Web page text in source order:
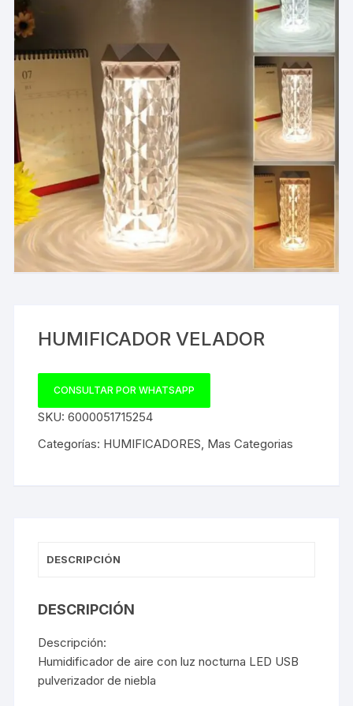
HUMIFICADOR VELADOR
CONSULTAR POR WHATSAPP
SKU:6000051715254
Categorías: HUMIFICADORES Mas Categorias
DESCRIPCIÓN
DESCRIPCIÓN
Descripción:
Humidificador de aire con luz nocturna LED USB
pulverizador de niebla